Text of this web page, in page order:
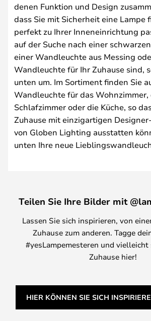
denen Funktion und Design
dass Sie mit Sicherheit eine Lampe
perfekt zu Ihrer Inneneinrichtung
auf der Suche nach einer
einer Wandleuchte aus Messing
Wandleuchte für Ihr Zuhause sind,
unten um. Im Sortiment finden Sie
Wandleuchte für das Wohnzimmer,
Schlafzimmer oder die Küche, so
Zuhause mit einzigartigen
von Globen Lighting ausstatten
unten Ihre neue
Teilen Sie Ihre Bilder mit
Lassen Sie sich inspirieren, von
Zuhause zum anderen. Tagge
#yesLampemesteren und
Zuhause hier!
HIER KÖNNEN SIE SICH